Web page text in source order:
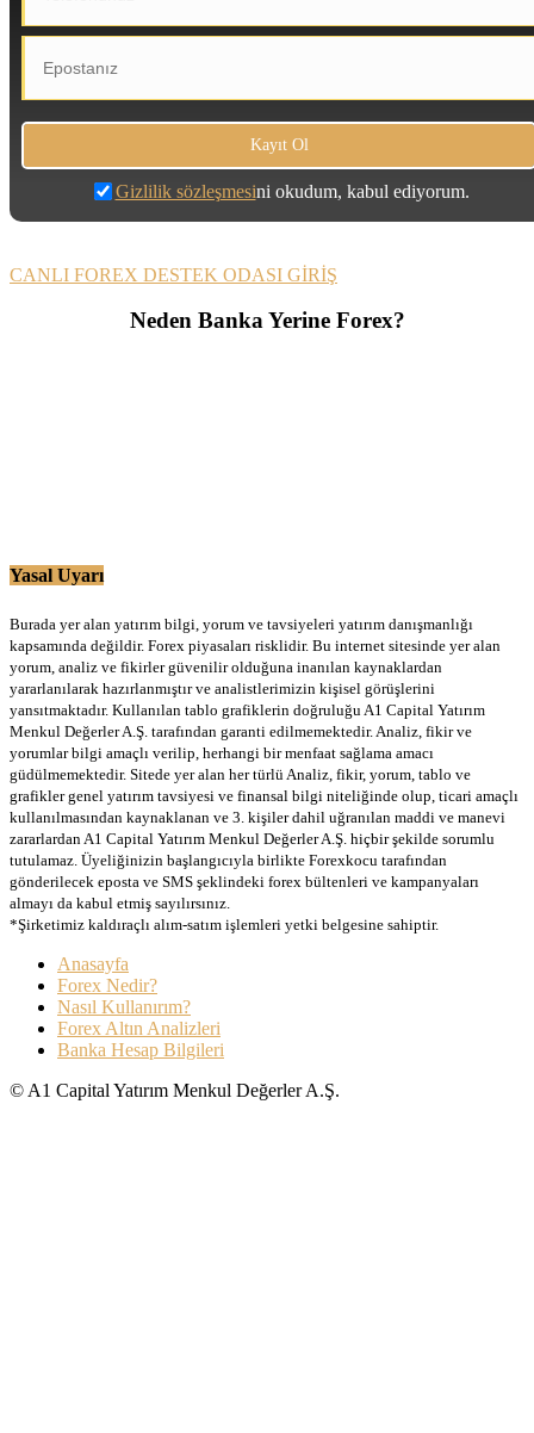
Gizlilik sözleşmesini okudum, kabul ediyorum.
CANLI FOREX DESTEK ODASI GİRİŞ
Neden Banka Yerine Forex?
Yasal Uyarı
Burada yer alan yatırım bilgi, yorum ve tavsiyeleri yatırım danışmanlığı
kapsamında değildir. Forex piyasaları risklidir. Bu internet sitesinde yer alan
yorum, analiz ve fikirler güvenilir olduğuna inanılan kaynaklardan
yararlanılarak hazırlanmıştır ve analistlerimizin kişisel görüşlerini
yansıtmaktadır. Kullanılan tablo grafiklerin doğruluğu A1 Capital Yatırım
Menkul Değerler A.Ş. tarafından garanti edilmemektedir. Analiz, fikir ve
yorumlar bilgi amaçlı verilip, herhangi bir menfaat sağlama amacı
güdülmemektedir. Sitede yer alan her türlü Analiz, fikir, yorum, tablo ve
grafikler genel yatırım tavsiyesi ve finansal bilgi niteliğinde olup, ticari amaçlı
kullanılmasından kaynaklanan ve 3. kişiler dahil uğranılan maddi ve manevi
zararlardan A1 Capital Yatırım Menkul Değerler A.Ş. hiçbir şekilde sorumlu
tutulamaz. Üyeliğinizin başlangıcıyla birlikte Forexkocu tarafından
gönderilecek eposta ve SMS şeklindeki forex bültenleri ve kampanyaları
almayı da kabul etmiş sayılırsınız.
*Şirketimiz kaldıraçlı alım-satım işlemleri yetki belgesine sahiptir.
Anasayfa
Forex Nedir?
Nasıl Kullanırım?
Forex Altın Analizleri
Banka Hesap Bilgileri
© A1 Capital Yatırım Menkul Değerler A.Ş.